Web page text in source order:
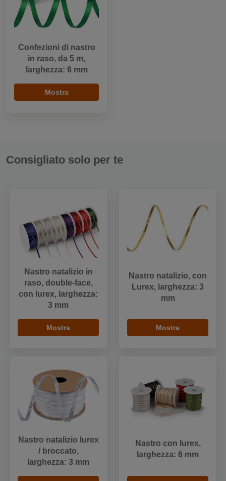
Confezioni di nastro
in raso, da 5 m,
larghezza: 6 mm
Mostra
Consigliato solo per te
Nastro natalizio in
raso, double-face,
con lurex, larghezza:
3 mm
Mostra
Nastro natalizio, con
Lurex, larghezza: 3
mm
Mostra
Nastro natalizio lurex
/ broccato,
larghezza: 3 mm
Nastro con lurex,
larghezza: 6 mm